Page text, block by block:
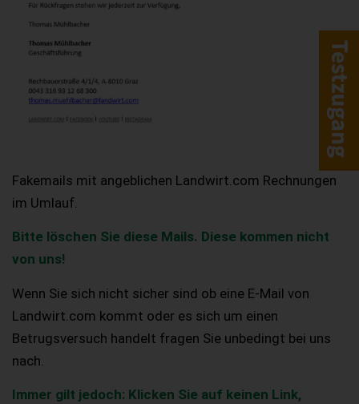
Fakemails mit angeblichen Landwirt.com Rechnungen
im Umlauf.
Bitte löschen Sie diese Mails. Diese kommen nicht
von uns!
Wenn Sie sich nicht sicher sind ob eine E-Mail von
Landwirt.com kommt oder es sich um einen
Betrugsversuch handelt fragen Sie unbedingt bei uns
nach.
Immer gilt jedoch: Klicken Sie auf keinen Link,